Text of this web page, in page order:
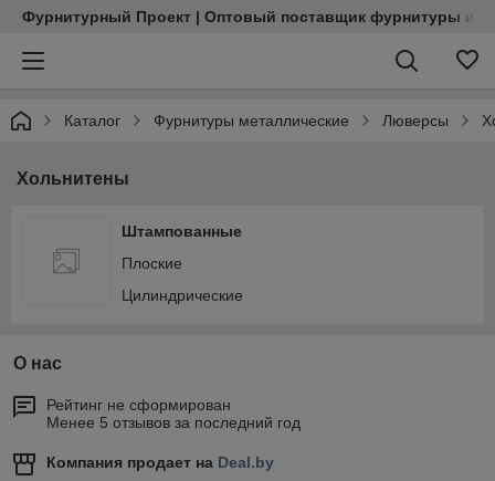
Фурнитурный Проект | Оптовый поставщик фурнитуры и
Каталог Фурнитуры металлические Люверсы
Хольнитены
Штампованные
Плоские
Цилиндрические
О нас
Рейтинг не сформирован
Менее 5 отзывов за последний год
Компания продает на Deal.by